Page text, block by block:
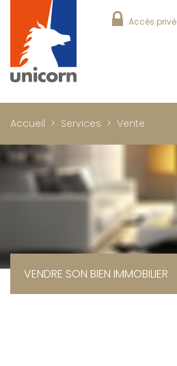
Accès privé
Accueil Services Vente
VENDRE SON BIEN IMMOBILIER